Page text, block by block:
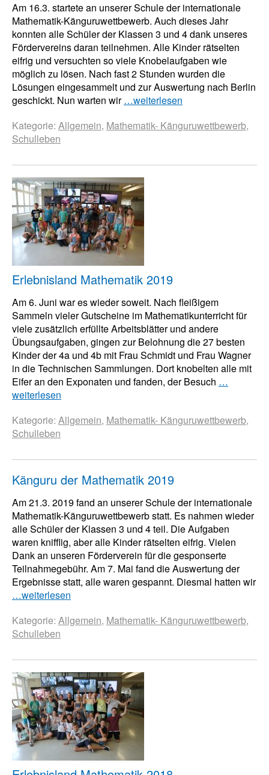
Am 16.3. startete an unserer Schule der internationale
Mathematik-Känguruwettbewerb. Auch dieses Jahr
konnten alle Schüler der Klassen 3 und 4 dank unseres
Fördervereins daran teilnehmen. Alle Kinder rätselten
eifrig und versuchten so viele Knobelaufgaben wie
möglich zu lösen. Nach fast 2 Stunden wurden die
Lösungen eingesammelt und zur Auswertung nach Berlin
geschickt. Nun warten wir…weiterlesen
Kategorie: Allgemein, Mathematik- Känguruwettbewerb,
Schulleben
Erlebnisland Mathematik 2019
Am 6. Juni war es wieder soweit. Nach fleißigem
Sammeln vieler Gutscheine im Mathematikunterricht für
viele zusätzlich erfüllte Arbeitsblätter und andere
Übungsaufgaben, gingen zur Belohnung die 27 besten
Kinder der 4a und 4b mit Frau Schmidt und Frau Wagner
in die Technischen Sammlungen. Dort knobelten alle mit
Eifer an den Exponaten und fanden, der Besuch …
weiterlesen
Kategorie: Allgemein, Mathematik- Känguruwettbewerb,
Schulleben
Känguru der Mathematik 2019
Am 21.3. 2019 fand an unserer Schule der internationale
Mathematik-Känguruwettbewerb statt. Es nahmen wieder
alle Schüler der Klassen 3 und 4 teil. Die Aufgaben
waren knifflig, aber alle Kinder rätselten eifrig. Vielen
Dank an unseren Förderverein für die gesponserte
Teilnahmegebühr. Am 7. Mai fand die Auswertung der
Ergebnisse statt, alle waren gespannt. Diesmal hatten wir
…weiterlesen
Kategorie: Allgemein, Mathematik- Känguruwettbewerb,
Schulleben